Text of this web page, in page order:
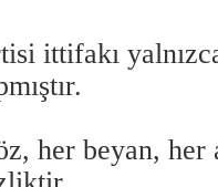
ittifakı
her beyan, her